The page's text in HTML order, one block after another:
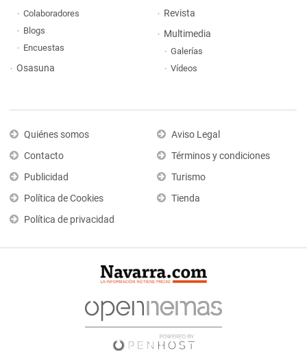
Colaboradores
Blogs
Encuestas
Osasuna
Revista
Multimedia
Galerías
Vídeos
Quiénes somos
Contacto
Publicidad
Política de Cookies
Política de privacidad
Aviso Legal
Términos y condiciones
Turismo
Tienda